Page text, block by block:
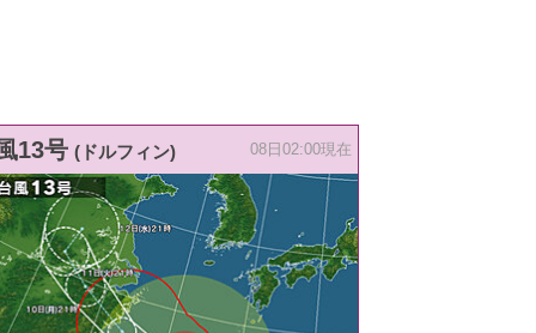
13号 (ドルフィン) 08日02:00現在